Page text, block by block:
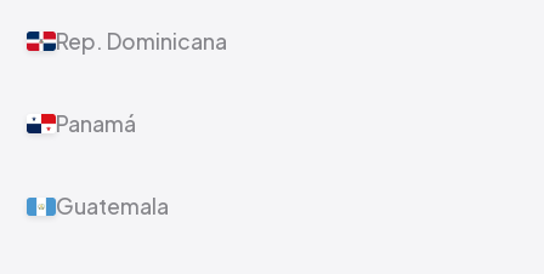
Rep. Dominicana
Panamá
Guatemala